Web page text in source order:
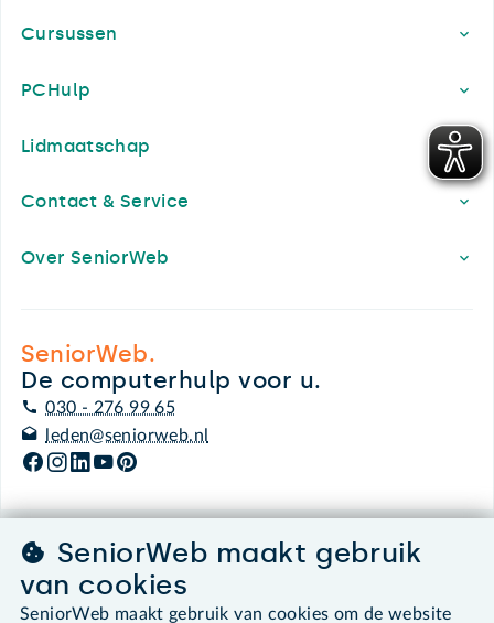
Cursussen
PCHulp
Lidmaatschap
Contact & Service
Over SeniorWeb
SeniorWeb.
De computerhulp voor u.
030 - 276 99 65
leden@seniorweb.nl
©2026 SeniorWeb
Algemene voorwaarden
SeniorWeb maakt gebruik
van cookies
SeniorWeb maakt gebruik van cookies om de website